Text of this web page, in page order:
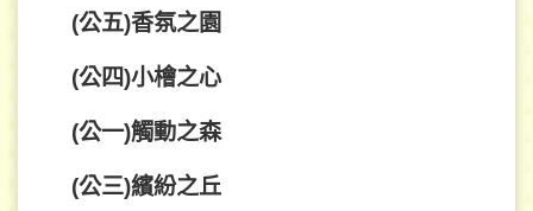
(公五)香氛之園
(公四)小檜之心
(公一)觸動之森
(公三)繽紛之丘